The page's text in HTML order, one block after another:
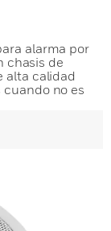
alarma por
chasis de
alta calidad
no es